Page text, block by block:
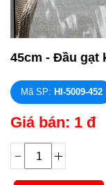
45cm - Đầu gạt
Mã SP: HI-5009-452
Giá bán: 1 đ